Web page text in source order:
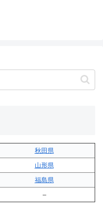
秋田県
山形県
福島県
–